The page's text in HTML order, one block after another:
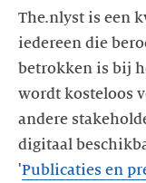
The.nlyst is een
iedereen die
betrokken is bij
wordt kosteloos
andere
digitaal
'Publicaties en